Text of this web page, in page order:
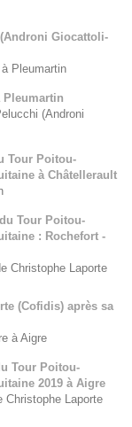
Giocattoli-
Pleumartin
Pleumartin
(Androni
Tour Poitou-
à Châtellerault
Tour Poitou-
: Rochefort -
Christophe Laporte
(Cofidis) après sa
à Aigre
Tour Poitou-
2019 à Aigre
Christophe Laporte